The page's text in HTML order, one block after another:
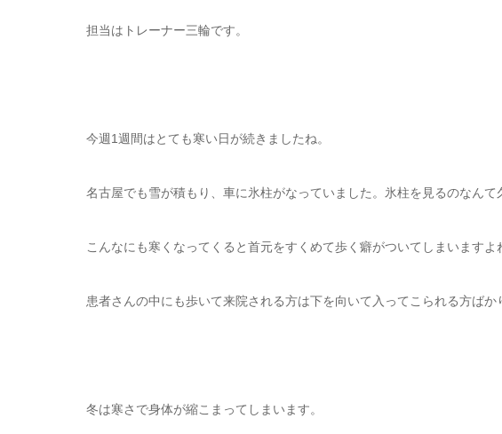
担当はトレーナー三輪です。
今週1週間はとても寒い日が続きましたね。
名古屋でも雪が積もり、車に氷柱がなっていました。氷柱を見るのなんて
こんなにも寒くなってくると首元をすくめて歩く癖がついてしまいますよ
患者さんの中にも歩いて来院される方は下を向いて入ってこられる方ばか
冬は寒さで身体が縮こまってしまいます。